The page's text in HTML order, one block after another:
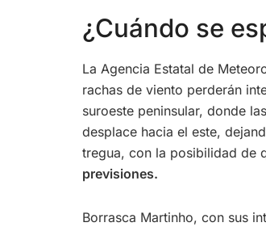
¿Cuándo se
La Agencia Estatal de
rachas de viento perderán
suroeste peninsular, donde
desplace hacia el este,
tregua, con la posibilidad de
previsiones.
Borrasca Martinho, con sus